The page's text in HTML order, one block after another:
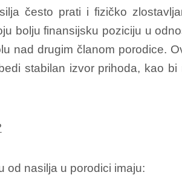
često prati i fizičko
bolju finansijsku poziciju u
nad drugim članom porodice.
stabilan izvor prihoda, kao
od nasilja u porodici imaju: